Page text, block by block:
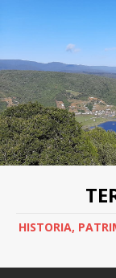
HISTORIA,